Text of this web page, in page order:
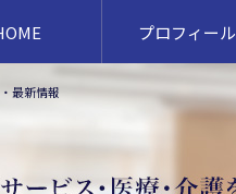
最新情報
プロフィール